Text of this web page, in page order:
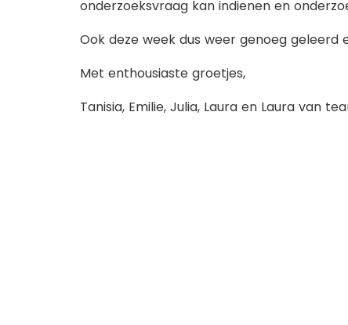
onderzoeksvraag kan indienen en
Ook deze week dus weer genoeg
Met enthousiaste groetjes,
Tanisia, Emilie, Julia, Laura en Laura van